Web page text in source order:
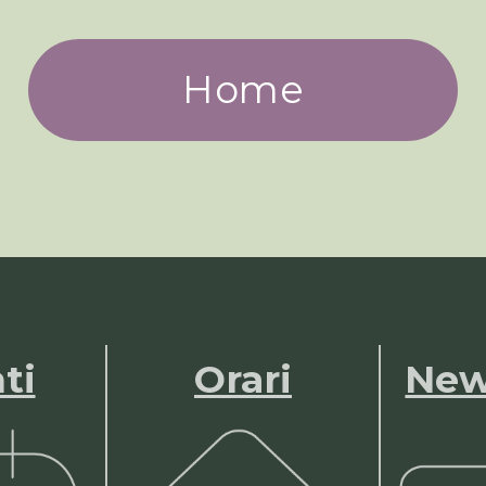
Home
Orari